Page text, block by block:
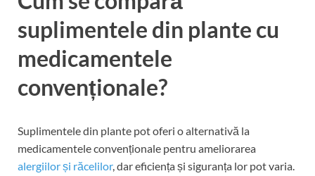
suplimentele din plante cu
medicamentele
convenționale?
Suplimentele din plante pot oferi o alternativă la
medicamentele convenționale pentru ameliorarea
alergiilor și răcelilor, dar eficiența și siguranța lor pot varia.